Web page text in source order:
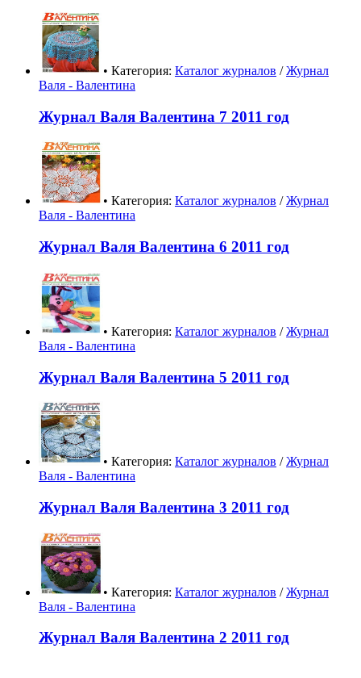
• Категория: Каталог журналов /Журнал
Валя - Валентина
Журнал Валя Валентина 7 2011 год
• Категория: Каталог журналов /Журнал
Валя - Валентина
Журнал Валя Валентина 6 2011 год
• Категория: Каталог журналов /Журнал
Валя - Валентина
Журнал Валя Валентина 5 2011 год
• Категория: Каталог журналов /Журнал
Валя - Валентина
Журнал Валя Валентина 3 2011 год
• Категория: Каталог журналов /Журнал
Валя - Валентина
Журнал Валя Валентина 2 2011 год